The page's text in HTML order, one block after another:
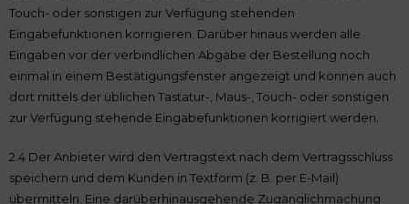
Touch- oder sonstigen zur Verfügung stehenden
Eingabefunktionen korrigieren. Darüber hinaus werden alle
Eingaben vor der verbindlichen Abgabe der Bestellung noch
einmal in einem Bestätigungsfenster angezeigt und können auch
dort mittels der üblichen Tastatur-, Maus-, Touch- oder sonstigen
zur Verfügung stehende Eingabefunktionen korrigiert werden.
2.4 Der Anbieter wird den Vertragstext nach dem Vertragsschluss
speichern und dem Kunden in Textform (z. B. per E-Mail)
übermitteln. Eine darüberhinausgehende Zugänglichmachung